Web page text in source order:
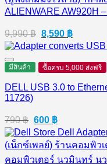
ALIENWARE AW920H
9,990฿ Original
price
was:
9,990 ฿.
8,590 ฿Current
price
is:
8,590 ฿.
มีสินค้า ซื้อครบ 5,000 ส่งฟรี
DELL USB 3.0 to
11726)
790฿ Original
price
was:
790 ฿.
600 ฿Current
price
is:
600 ฿.